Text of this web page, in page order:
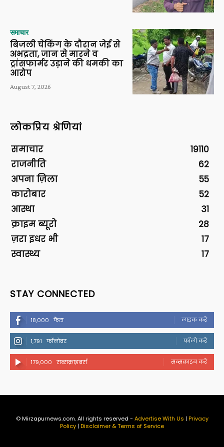
समाचार
बिजली चेकिंग के दौरान जेई से
अभद्रता, जान से मारने व
ट्रांसफार्मर उड़ाने की धमकी का
आरोप
August 7, 2026
लोकप्रिय श्रेणियां
समाचार
19110
राजनीति
62
अपना ज़िला
55
कारोबार
52
आस्था
31
क्राइम ब्यूरो
28
ज़रा इधर भी
17
स्वास्थ्य
17
STAY CONNECTED
18,000 फैंस लाइक करें
1,791 फॉलोवर फॉलो करें
179,000 सब्सक्राइबर्स सब्सक्राइब करें
© Mirzapurnews.com. All rights reserved - Advertise With Us | Privacy
Policy| Disclaimer & Terms of Service